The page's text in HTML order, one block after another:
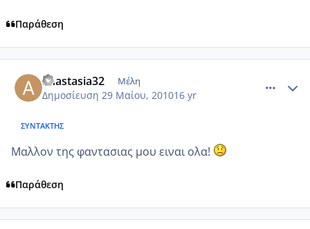
Παράθεση
anastasia32 Μέλη
Δημοσίευση 29 Μαίου, 201016 yr
ΣΥΝΤΆΚΤΗΣ
Μαλλον της φαντασιας μου ειναι ολα!
Παράθεση